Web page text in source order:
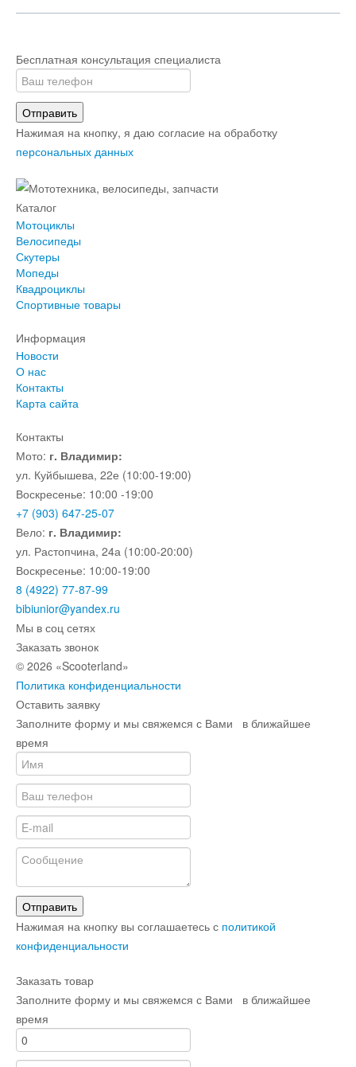
Бесплатная консультация специалиста
Отправить
Нажимая на кнопку, я даю согласие на обработку
персональных данных
Каталог
Мотоциклы
Велосипеды
Скутеры
Мопеды
Квадроциклы
Спортивные товары
Информация
Новости
О нас
Контакты
Карта сайта
Контакты
Мото: г. Владимир:
ул. Куйбышева, 22е (10:00-19:00)
Воскресенье: 10:00 -19:00
+7 (903) 647-25-07
Вело: г. Владимир:
ул. Растопчина, 24а (10:00-20:00)
Воскресенье: 10:00-19:00
8 (4922) 77-87-99
bibiunior@yandex.ru
Мы в соц сетях
Заказать звонок
© 2026 «Scooterland»
Политика конфиденциальности
Оставить заявку
Заполните форму и мы свяжемся с Вами в ближайшее
время
Отправить
Нажимая на кнопку вы соглашаетесь с политикой
конфиденциальности
Заказать товар
Заполните форму и мы свяжемся с Вами в ближайшее
время